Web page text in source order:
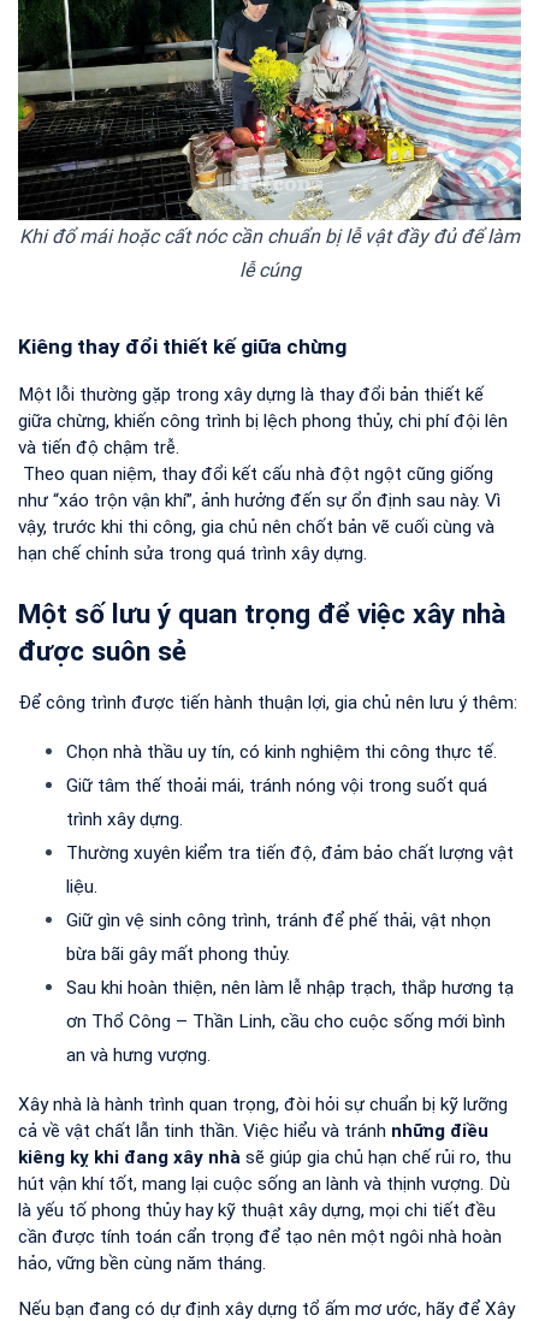
Khi đổ mái hoặc cất nóc cần chuẩn bị lễ vật đầy đủ để làm
lễ cúng
Kiêng thay đổi thiết kế giữa chừng
Một lỗi thường gặp trong xây dựng là thay đổi bản thiết kế
giữa chừng, khiến công trình bị lệch phong thủy, chi phí đội lên
và tiến độ chậm trễ.
như “xáo trộn vận khí”, ảnh hưởng đến sự ổn định sau này. Vì
vậy, trước khi thi công, gia chủ nên chốt bản vẽ cuối cùng và
hạn chế chỉnh sửa trong quá trình xây dựng.
Một số lưu ý quan trọng để việc xây nhà
được suôn sẻ
Để công trình được tiến hành thuận lợi, gia chủ nên lưu ý thêm:
Chọn nhà thầu uy tín, có kinh nghiệm thi công thực tế.
Giữ tâm thế thoải mái, tránh nóng vội trong suốt quá
trình xây dựng.
Thường xuyên kiểm tra tiến độ, đảm bảo chất lượng vật
liệu.
Giữ gìn vệ sinh công trình, tránh để phế thải, vật nhọn
bừa bãi gây mất phong thủy.
Sau khi hoàn thiện, nên làm lễ nhập trạch, thắp hương tạ
ơn Thổ Công – Thần Linh, cầu cho cuộc sống mới bình
an và hưng vượng.
Xây nhà là hành trình quan trọng, đòi hỏi sự chuẩn bị kỹ lưỡng
cả về vật chất lẫn tinh thần. Việc hiểu và tránh những điều
kiêng kỵ khi đang xây nhà sẽ giúp gia chủ hạn chế rủi ro, thu
hút vận khí tốt, mang lại cuộc sống an lành và thịnh vượng. Dù
là yếu tố phong thủy hay kỹ thuật xây dựng, mọi chi tiết đều
cần được tính toán cẩn trọng để tạo nên một ngôi nhà hoàn
hảo, vững bền cùng năm tháng.
Nếu bạn đang có dự định xây dựng tổ ấm mơ ước, hãy để Xây